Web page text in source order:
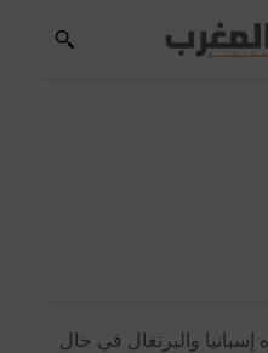
تخسره إسبانيا والبرتغال في حال